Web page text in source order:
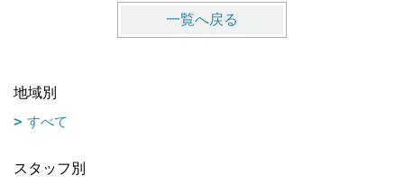
一覧へ戻る
地域別
すべて
スタッフ別